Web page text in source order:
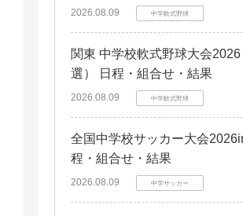
2026.08.09 中学軟式野球
関東 中学校軟式野球大会
選） 日程・組合せ・結果
2026.08.09 中学軟式野球
全国中学校サッカー大会
程・組合せ・結果
2026.08.09 中学サッカー